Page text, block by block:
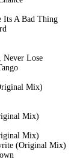
A Bad Thing
Lose
Mix)
Mix)
Mix)
(Original Mix)